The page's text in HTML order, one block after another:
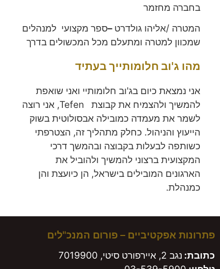
בחברה מחזמר
המטרה /אליהו גולדרט –ספר מקצועי למנהלים
שמכוון למטרה ומתעלם מכל המכשולים בדרך
מהו ג'וב חלומותייך בעתיד
אני נמצאת כיום בג'וב חלומותיי ואני שואפת
להמשיך ולהצמיח את קבוצת Tefen, אני רוצה
לשמר את מעמדה כמובילה אבסולוטית בשוק
הייעוץ והניהול. כחלק מתהליך זה, הצטרפתי
כשותפה לבעלות בקבוצה ובהמשך דרכי
המקצועית ברצוני להמשיך ולהוביל את
הארגונים המובילים בישראל, הן כיועצת והן
כמנהלת.
פתרונות אפקטיביים – פורום המנכ"לים
כתובת: נגב 2, איירפורט סיטי, 7019900